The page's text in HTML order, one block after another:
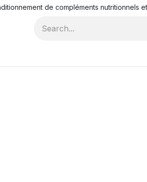
de compléments nutritionnels